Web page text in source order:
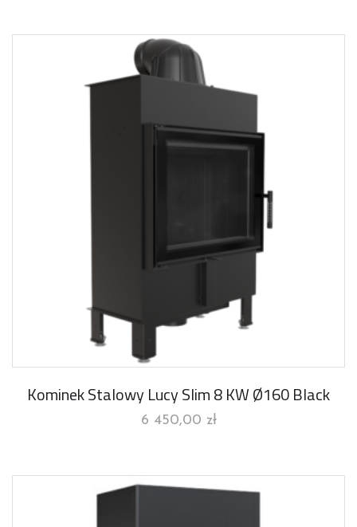
Kominek Stalowy Lucy Slim 8 KW Ø160 Black
6 450,00 zł